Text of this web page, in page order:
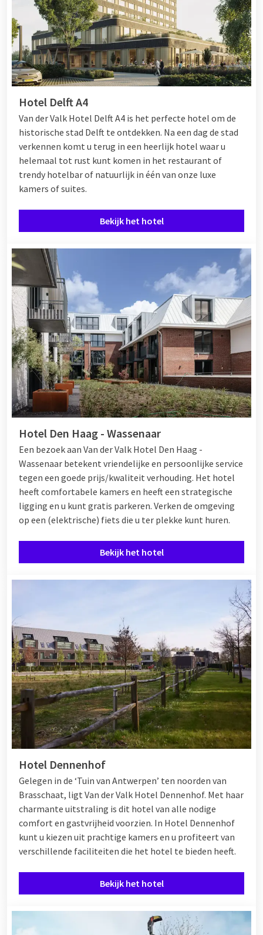
Hotel Delft A4
Van der Valk Hotel Delft A4 is het perfecte hotel om de
historische stad Delft te ontdekken. Na een dag de stad
verkennen komt u terug in een heerlijk hotel waar u
helemaal tot rust kunt komen in het restaurant of
trendy hotelbar of natuurlijk in één van onze luxe
kamers of suites.
Bekijk het hotel
Hotel Den Haag - Wassenaar
Een bezoek aan Van der Valk Hotel Den Haag -
Wassenaar betekent vriendelijke en persoonlijke service
tegen een goede prijs/kwaliteit verhouding. Het hotel
heeft comfortabele kamers en heeft een strategische
ligging en u kunt gratis parkeren. Verken de omgeving
op een (elektrische) fiets die u ter plekke kunt huren.
Bekijk het hotel
Hotel Dennenhof
Gelegen in de ‘Tuin van Antwerpen’ ten noorden van
Brasschaat, ligt Van der Valk Hotel Dennenhof. Met haar
charmante uitstraling is dit hotel van alle nodige
comfort en gastvrijheid voorzien. In Hotel Dennenhof
kunt u kiezen uit prachtige kamers en u profiteert van
verschillende faciliteiten die het hotel te bieden heeft.
Bekijk het hotel